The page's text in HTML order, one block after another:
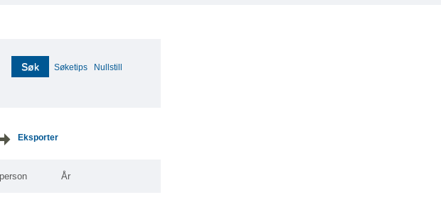
Søk Søketips Nullstill
Eksporter
År